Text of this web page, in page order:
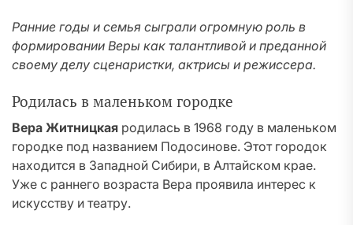
Ранние годы и семья сыграли огромную роль в
формировании Веры как талантливой и преданной
своему делу сценаристки, актрисы и режиссера.
Родилась в маленьком городке
Вера Житницкая родилась в 1968 году в маленьком
городке под названием Подосинове. Этот городок
находится в Западной Сибири, в Алтайском крае.
Уже с раннего возраста Вера проявила интерес к
искусству и театру.